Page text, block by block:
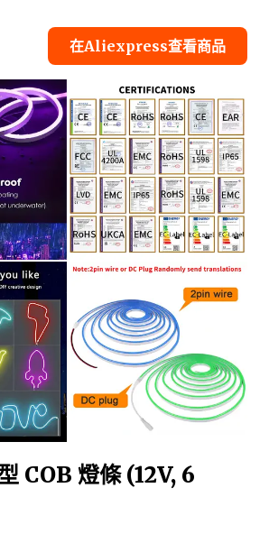
在Aliexpress查看商品
COB 燈條 (12V, 6